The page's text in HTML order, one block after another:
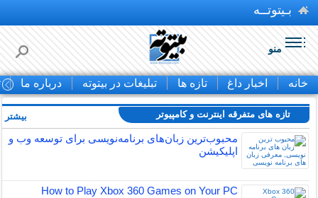
بـیتوتــه
منو
خانه اخبار داغ تازه ها تبلیغات در بیتوته درباره ما
تازه های متفرقه اينترنت و كامپيوتر
محبوب‌ترین زبان‌های برنامه‌نویسی برای توسعه وب و
اپلیکیشن
How to Play Xbox 360 Games on Your PC
بیشتر